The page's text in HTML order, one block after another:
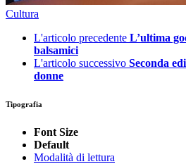
Cultura
L'articolo precedente L’ultima
balsamici
L'articolo successivo Seconda
donne
Tipografia
Font Size
Default
Modalità di lettura